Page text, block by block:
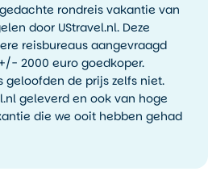
rondreis vakantie van
door UStravel.nl. Deze
reisbureaus aangevraagd
2000 euro goedkoper.
geloofden de prijs zelfs niet.
geleverd en ook van hoge
die we ooit hebben gehad